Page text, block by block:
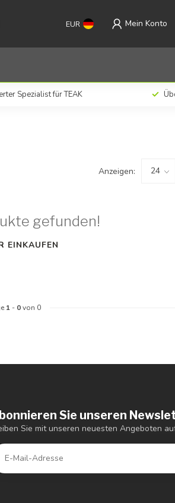
EUR Mein Konto
Spezialist für TEAK
Anzeigen:
gefunden!
EINKAUFEN
1 - 0von 0
Sie unseren
Sie mit unseren neuesten Angeboten